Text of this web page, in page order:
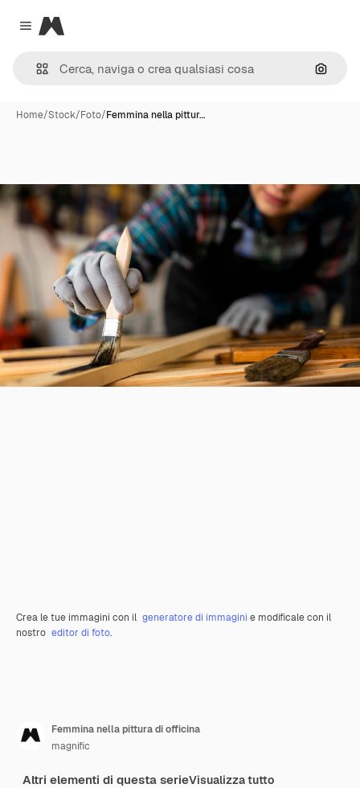
Close menu
Magnific
Cerca
Home/Stock/Foto/Femmina nella pittur…
Crea le tue immagini con il generatore di immagini e modificale con il
nostro editor di foto.
Femmina nella pittura di officina
magnific
Altri elementi di questa serieVisualizza tutto